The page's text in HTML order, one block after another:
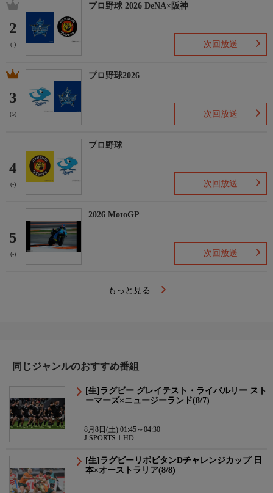
2
(-)
プロ野球 2026 DeNA×阪神
次回放送
3
(5)
プロ野球2026
次回放送
4
(-)
プロ野球
次回放送
5
(-)
2026 MotoGP
次回放送
もっと見る
同じジャンルのおすすめ番組
[生]ラグビー グレイテスト・ライバルリー スト
ーマーズ×ニュージーランド(8/7)
8月8日(土) 01:45～04:30
J SPORTS 1 HD
[生]ラグビーリポビタンDチャレンジカップ 日
本×オーストラリア(8/8)